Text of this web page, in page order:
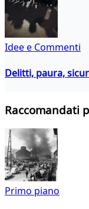
Idee e Commenti
Delitti, paura,
Raccomandati
Primo piano